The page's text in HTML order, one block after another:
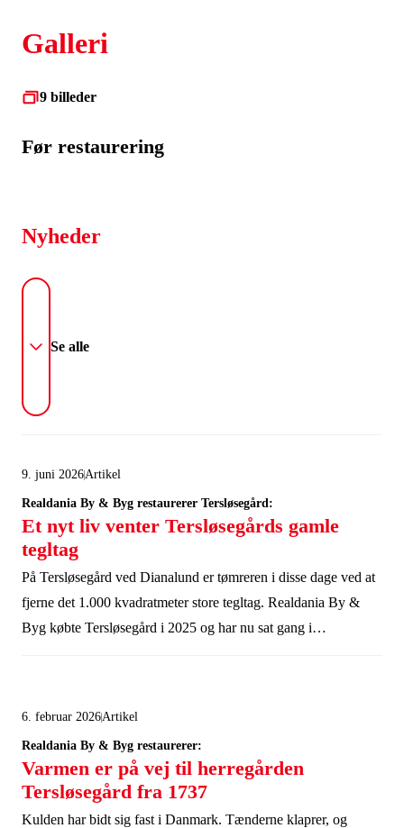
Galleri
9 billeder
Før restaurering
Nyheder
Se alle
9. juni 2026Artikel
Realdania By & Byg restaurerer Tersløsegård:
Et nyt liv venter Tersløsegårds gamle
tegltag
På Tersløsegård ved Dianalund er tømreren i disse dage ved at
fjerne det 1.000 kvadratmeter store tegltag. Realdania By &
Byg købte Tersløsegård i 2025 og har nu sat gang i
6. februar 2026Artikel
Realdania By & Byg restaurerer:
Varmen er på vej til herregården
Tersløsegård fra 1737
Kulden har bidt sig fast i Danmark. Tænderne klaprer, og